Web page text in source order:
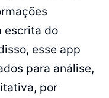
escrita do
esse app
para análise,
por